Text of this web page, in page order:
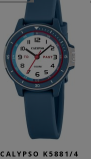
CALYPSO K5881/4